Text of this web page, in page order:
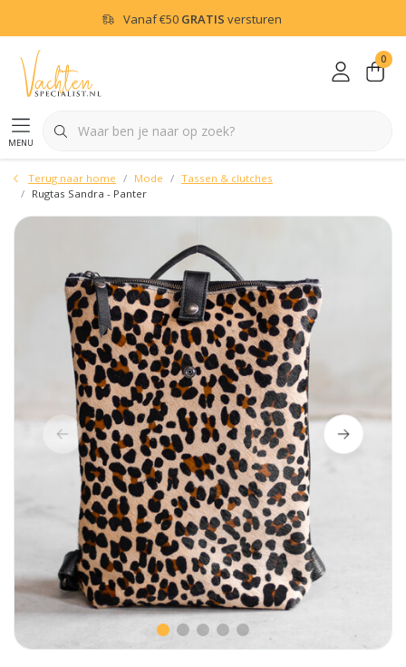
Vanaf€50 GRATIS versturen
menu
0
Terug naar home Mode
Tassen & clutches
Rugtas Sandra - Panter